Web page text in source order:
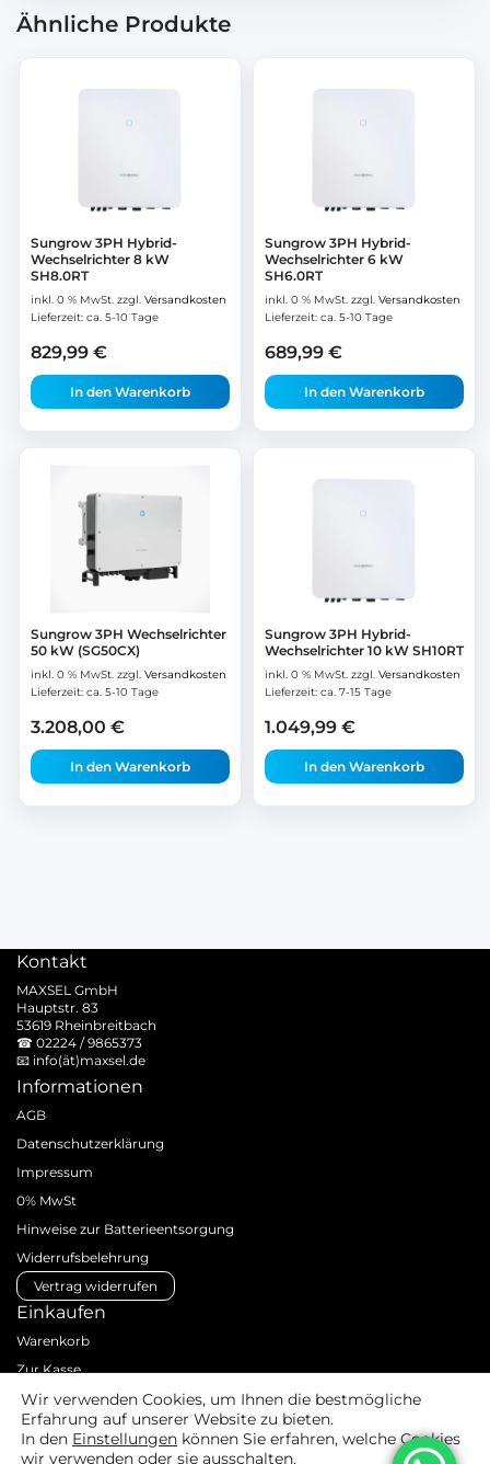
Ähnliche Produkte
Sungrow 3PH Hybrid-
Wechselrichter 8 kW
SH8.0RT
inkl. 0 % MwSt. zzgl. Versandkosten
Lieferzeit: ca. 5-10 Tage
829,99 €
In den Warenkorb
Sungrow 3PH Hybrid-
Wechselrichter 6 kW
SH6.0RT
inkl. 0 % MwSt. zzgl. Versandkosten
Lieferzeit: ca. 5-10 Tage
689,99 €
In den Warenkorb
Sungrow 3PH Wechselrichter
50 kW (SG50CX)
inkl. 0 % MwSt. zzgl. Versandkosten
Lieferzeit: ca. 5-10 Tage
3.208,00 €
In den Warenkorb
Sungrow 3PH Hybrid-
Wechselrichter 10 kW SH10RT
inkl. 0 % MwSt. zzgl. Versandkosten
Lieferzeit: ca. 7-15 Tage
1.049,99 €
In den Warenkorb
Kontakt
MAXSEL GmbH
Hauptstr. 83
53619 Rheinbreitbach
☎ 02224 / 9865373
📧 info(ät)maxsel.de
Informationen
AGB
Datenschutzerklärung
Impressum
0% MwSt
Hinweise zur Batterieentsorgung
Widerrufsbelehrung
Vertrag widerrufen
Einkaufen
Warenkorb
Zur Kasse
Zahlungsarten
Versandarten & -kosten
Produktanfrage
Wir verwenden Cookies, um Ihnen die bestmögliche
Erfahrung auf unserer Website zu bieten.
In den Einstellungen können Sie erfahren, welche Cookies
wir verwenden oder sie ausschalten.